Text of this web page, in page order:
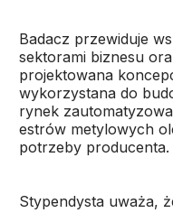
Badacz przewiduje
sektorami biznesu
projektowana
wykorzystana do
rynek
estrów metylowych
potrzeby producenta.
Stypendysta uważa,